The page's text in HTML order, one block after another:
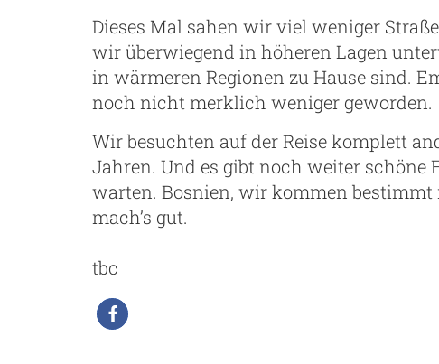
Dieses Mal sahen wir viel weniger
wir überwiegend in höheren Lagen
in wärmeren Regionen zu Hause sind.
noch nicht merklich weniger geworden.
Wir besuchten auf der Reise komplett
Jahren. Und es gibt noch weiter schöne
warten. Bosnien, wir kommen
mach’s gut.
tbc